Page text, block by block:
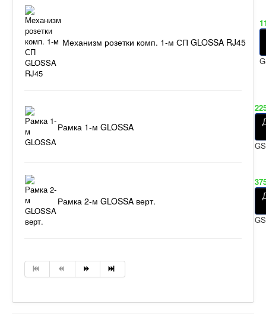
Механизм розетки комп. 1-м СП GLOSSA RJ45
Рамка 1-м GLOSSA
Рамка 2-м GLOSSA верт.